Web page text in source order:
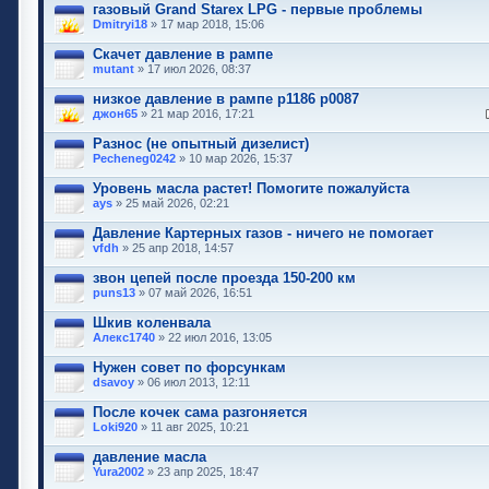
газовый Grand Starex LPG - первые проблемы
Dmitryi18 » 17 мар 2018, 15:06
Скачет давление в рампе
mutant » 17 июл 2026, 08:37
низкое давление в рампе p1186 p0087
джон65 » 21 мар 2016, 17:21
Разнос (не опытный дизелист)
Pecheneg0242 » 10 мар 2026, 15:37
Уровень масла растет! Помогите пожалуйста
ays » 25 май 2026, 02:21
Давление Картерных газов - ничего не помогает
vfdh » 25 апр 2018, 14:57
звон цепей после проезда 150-200 км
puns13 » 07 май 2026, 16:51
Шкив коленвала
Алекс1740 » 22 июл 2016, 13:05
Нужен совет по форсункам
dsavoy » 06 июл 2013, 12:11
После кочек сама разгоняется
Loki920 » 11 авг 2025, 10:21
давление масла
Yura2002 » 23 апр 2025, 18:47